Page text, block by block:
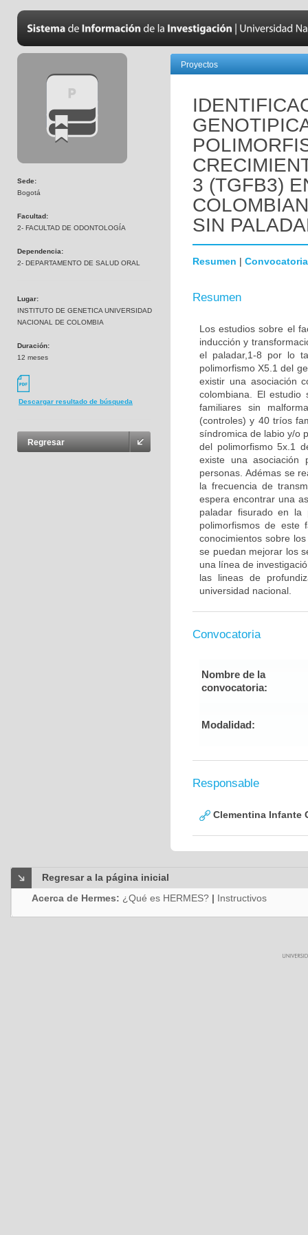
Sede:
Bogotá
Facultad:
2- FACULTAD DE ODONTOLOGÍA
Dependencia:
2- DEPARTAMENTO DE SALUD ORAL
Lugar:
INSTITUTO DE GENETICA UNIVERSIDAD
NACIONAL DE COLOMBIA
Duración:
12 meses
Descargar resultado de búsqueda
Regresar
Proyectos
3 (TGFB3)
SIN
Resumen | Convocatoria
Resumen
Los estudios sobre el
inducción y
el paladar,1-8 por lo
polimorfismo X5.1 del
existir una asociación
colombiana. El
familiares sin
(controles) y 40 tríos
síndromica de labio y/o
del polimorfismo 5x.1
existe una asociación
personas. Adémas se
la frecuencia de
espera encontrar una
paladar fisurado en la
polimorfismos de este
conocimientos sobre
se puedan mejorar los
una línea de
las lineas de
universidad nacional.
Convocatoria
Nombre de la
convocatoria:
Modalidad:
Responsable
Clementina Infante
Regresar a la página inicial
Acerca de Hermes: ¿Qué es HERMES? | Instructivos